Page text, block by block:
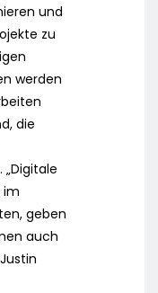
und
zu
werden
die
im
geben
auch